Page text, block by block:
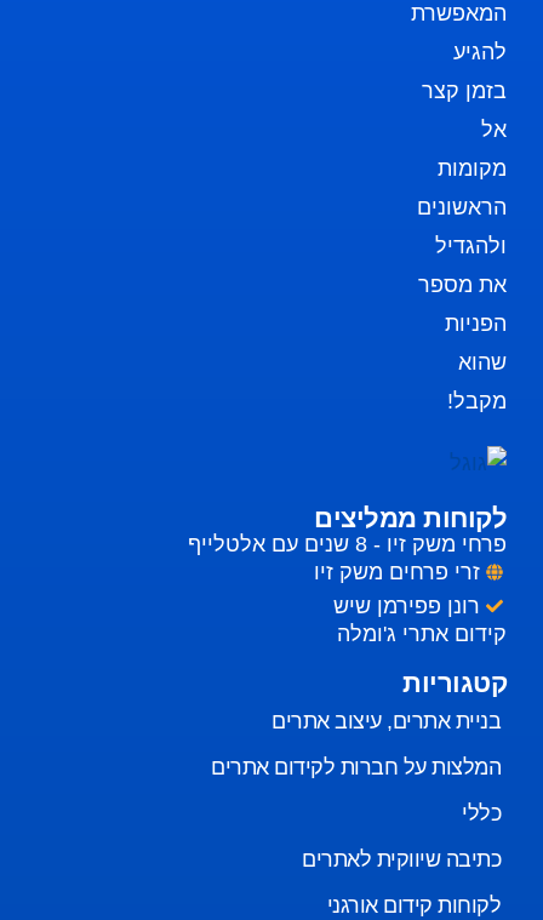
המאפשרת
להגיע
בזמן קצר
אל
מקומות
הראשונים
ולהגדיל
את מספר
הפניות
שהוא
מקבל!
לקוחות ממליצים
פרחי משק זיו - 8 שנים עם אלטלייף
זרי פרחים משק זיו
רונן פפירמן שיש
קידום אתרי ג'ומלה
קטגוריות
בניית אתרים, עיצוב אתרים
המלצות על חברות לקידום אתרים
כללי
כתיבה שיווקית לאתרים
לקוחות קידום אורגני